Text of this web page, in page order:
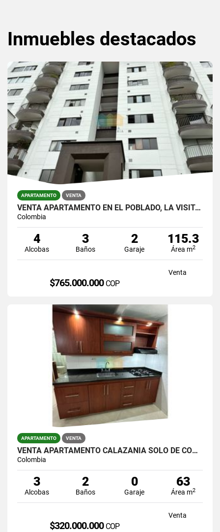
Inmuebles destacados
APARTAMENTO VENTA
VENTA APARTAMENTO EN EL POBLADO, LA VISITACIÓN
Colombia
4
Alcobas
3
Baños
2
Garaje
115.3
Área m2
Venta
$765.000.000 COP
APARTAMENTO VENTA
VENTA APARTAMENTO CALAZANIA SOLO DE CONTADO
Colombia
3
Alcobas
2
Baños
0
Garaje
63
Área m2
Venta
$320.000.000 COP